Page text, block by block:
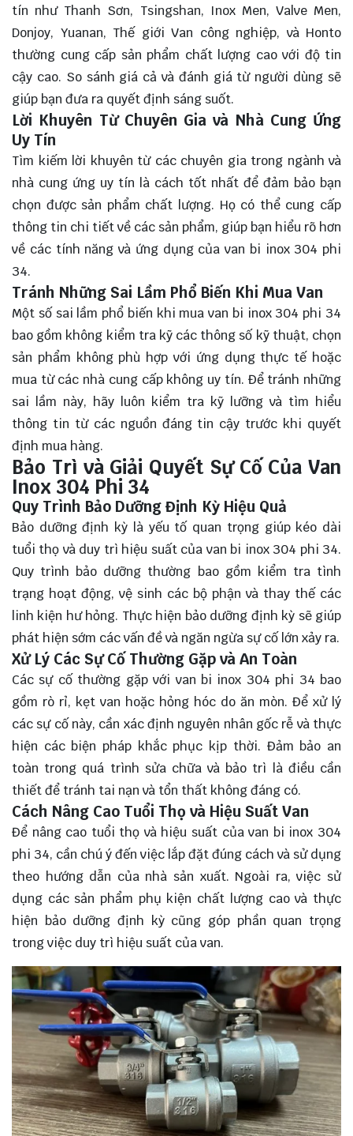
tín như Thanh Sơn, Tsingshan, Inox Men, Valve Men,
Donjoy, Yuanan, Thế giới Van công nghiệp, và Honto
thường cung cấp sản phẩm chất lượng cao với độ tin
cậy cao. So sánh giá cả và đánh giá từ người dùng sẽ
giúp bạn đưa ra quyết định sáng suốt.
Lời Khuyên Từ Chuyên Gia và Nhà Cung Ứng
Uy Tín
Tìm kiếm lời khuyên từ các chuyên gia trong ngành và
nhà cung ứng uy tín là cách tốt nhất để đảm bảo bạn
chọn được sản phẩm chất lượng. Họ có thể cung cấp
thông tin chi tiết về các sản phẩm, giúp bạn hiểu rõ hơn
về các tính năng và ứng dụng của van bi inox 304 phi
34.
Tránh Những Sai Lầm Phổ Biến Khi Mua Van
Một số sai lầm phổ biến khi mua van bi inox 304 phi 34
bao gồm không kiểm tra kỹ các thông số kỹ thuật, chọn
sản phẩm không phù hợp với ứng dụng thực tế hoặc
mua từ các nhà cung cấp không uy tín. Để tránh những
sai lầm này, hãy luôn kiểm tra kỹ lưỡng và tìm hiểu
thông tin từ các nguồn đáng tin cậy trước khi quyết
định mua hàng.
Bảo Trì và Giải Quyết Sự Cố Của Van
Inox 304 Phi 34
Quy Trình Bảo Dưỡng Định Kỳ Hiệu Quả
Bảo dưỡng định kỳ là yếu tố quan trọng giúp kéo dài
tuổi thọ và duy trì hiệu suất của van bi inox 304 phi 34.
Quy trình bảo dưỡng thường bao gồm kiểm tra tình
trạng hoạt động, vệ sinh các bộ phận và thay thế các
linh kiện hư hỏng. Thực hiện bảo dưỡng định kỳ sẽ giúp
phát hiện sớm các vấn đề và ngăn ngừa sự cố lớn xảy ra.
Xử Lý Các Sự Cố Thường Gặp và An Toàn
Các sự cố thường gặp với van bi inox 304 phi 34 bao
gồm rò rỉ, kẹt van hoặc hỏng hóc do ăn mòn. Để xử lý
các sự cố này, cần xác định nguyên nhân gốc rễ và thực
hiện các biện pháp khắc phục kịp thời. Đảm bảo an
toàn trong quá trình sửa chữa và bảo trì là điều cần
thiết để tránh tai nạn và tổn thất không đáng có.
Cách Nâng Cao Tuổi Thọ và Hiệu Suất Van
Để nâng cao tuổi thọ và hiệu suất của van bi inox 304
phi 34, cần chú ý đến việc lắp đặt đúng cách và sử dụng
theo hướng dẫn của nhà sản xuất. Ngoài ra, việc sử
dụng các sản phẩm phụ kiện chất lượng cao và thực
hiện bảo dưỡng định kỳ cũng góp phần quan trọng
trong việc duy trì hiệu suất của van.